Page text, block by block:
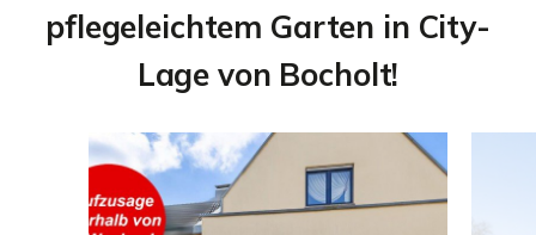
pflegeleichtem Garten in City-
Lage von Bocholt!